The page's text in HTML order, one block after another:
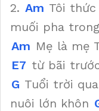
2. Am Tôi
muối pha trong
Am Mẹ là mẹ
E7 từ bãi
G Tuổi trời qua
nuôi lớn khôn